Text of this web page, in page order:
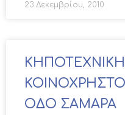
23 Δεκεμβρίου, 2010
ΟΔΟ ΣΑΜΑΡΑ